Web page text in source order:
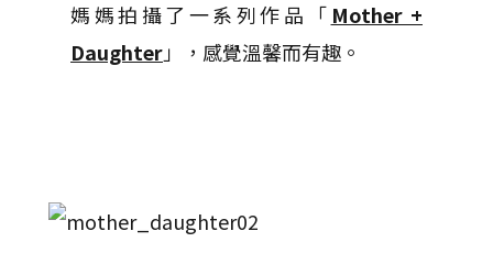
媽媽拍攝了一系列作品「 Mother +
Daughter」，感覺溫馨而有趣。